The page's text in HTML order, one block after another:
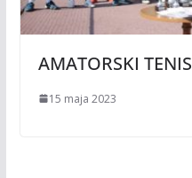
AMATORSKI TENIS
15 maja 2023